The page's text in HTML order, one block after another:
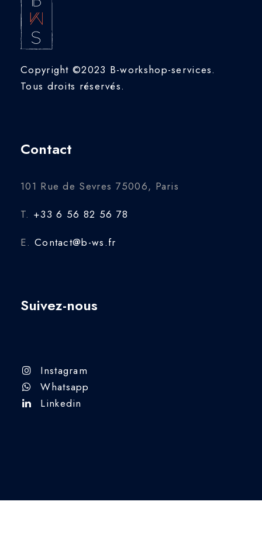
Copyright ©2023 B-workshop-services.
Tous droits réservés.
Contact
101 Rue de Sevres 75006, Paris
T. +33 6 56 82 56 78
E. Contact@b-ws.fr
Suivez-nous
Instagram
Whatsapp
Linkedin